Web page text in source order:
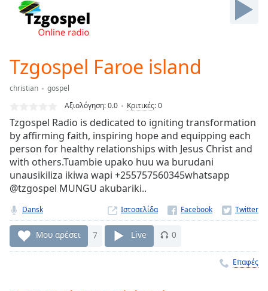
Skip
Forward
Duration
Loaded:
Stream
TypeLIVE
Seek to
currently
behind
live
Remaining
Time-
1x
Tzgospel Faroe island
christian
gospel
Αξιολόγηση:0.0 Κριτικές:0
Tzgospel Radio is dedicated to igniting transformation
by affirming faith, inspiring hope and equipping each
person for healthy relationships with Jesus Christ and
with others.Tuambie upako huu wa burudani
unausikiliza ikiwa wapi +255757560345whatsapp
@tzgospel MUNGU akubariki..
Dansk Ιστοσελίδα
Μου αρέσει 7 Live 0
Επαφές